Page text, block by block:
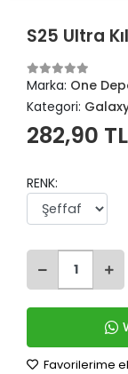
S25 Ultra
Marka: One
Kategori:
282,90 TL
RENK:
Favorilerime